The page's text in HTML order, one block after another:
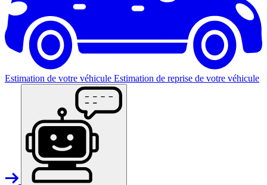
Estimation de votre véhicule Estimation de reprise de votre véhicule